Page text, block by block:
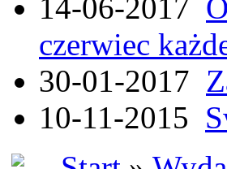
14-06-2017
czerwiec
30-01-2017
10-11-2015